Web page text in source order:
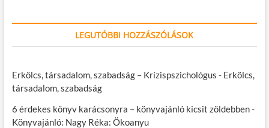
LEGUTÓBBI HOZZÁSZÓLÁSOK
Erkölcs, társadalom, szabadság – Krízispszichológus - Erkölcs,
társadalom, szabadság
6 érdekes könyv karácsonyra – könyvajánló kicsit zöldebben-
Könyvajánló: Nagy Réka: Ökoanyu